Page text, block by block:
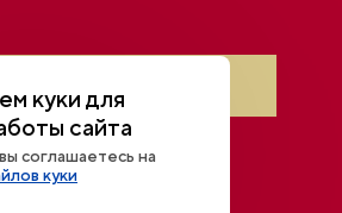
куки для
сайта
соглашаетесь на
куки